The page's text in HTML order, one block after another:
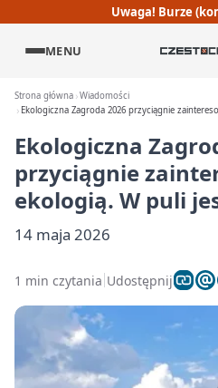
Uwaga! Burze
MENU
Strona główna Wiadomości
Ekologiczna Zagroda 2026 przyciągnie
Ekologiczna
przyciągnie
ekologią. W puli
14 maja 2026
1 min czytania Udostępnij